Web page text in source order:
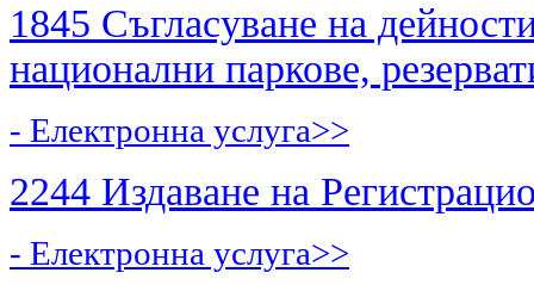
1845 Съгласуване на
национални паркове,
- Електронна услуга>>
2244 Издаване на
- Електронна услуга>>